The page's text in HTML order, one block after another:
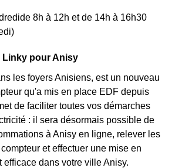
8h à 12h et de 14h à 16h30
Linky pour Anisy
les foyers Anisiens, est un nouveau
qu'a mis en place EDF depuis
de faciliter toutes vos démarches
: il sera désormais possible de
à Anisy en ligne, relever les
et effectuer une mise en
efficace dans votre ville Anisy.